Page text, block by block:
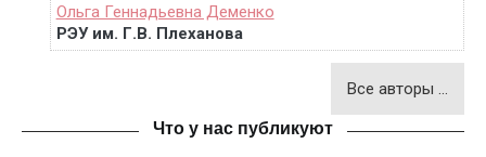
Ольга Геннадьевна Деменко
РЭУ им. Г.В. Плеханова
Все авторы …
Что у нас публикуют